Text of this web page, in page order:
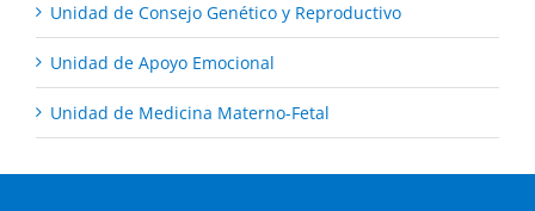
Unidad de Consejo Genético y Reproductivo
Unidad de Apoyo Emocional
Unidad de Medicina Materno-Fetal